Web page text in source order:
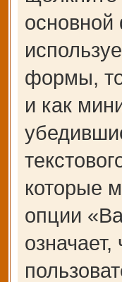
формы,
и как
которые
опции